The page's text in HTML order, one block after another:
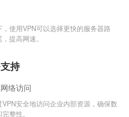
使用VPN可以选择更快的服务器路
提高网速。
持
络访问
VPN安全地访问企业内部资源，确保数
整性。